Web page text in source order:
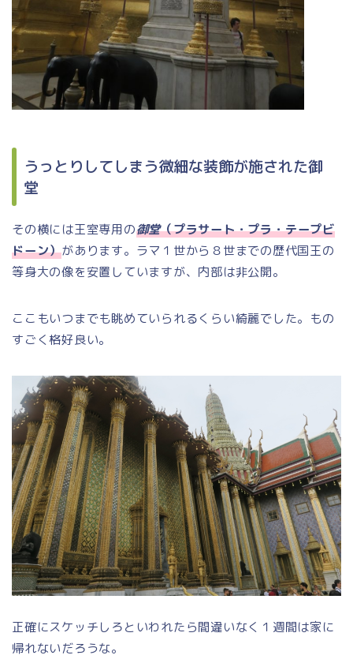
うっとりしてしまう微細な装飾が施された御
堂
その横には王室専用の御堂（プラサート・プラ・テープビ
ドーン）があります。ラマ１世から８世までの歴代国王の
等身大の像を安置していますが、内部は非公開。
ここもいつまでも眺めていられるくらい綺麗でした。もの
すごく格好良い。
正確にスケッチしろといわれたら間違いなく１週間は家に
帰れないだろうな。